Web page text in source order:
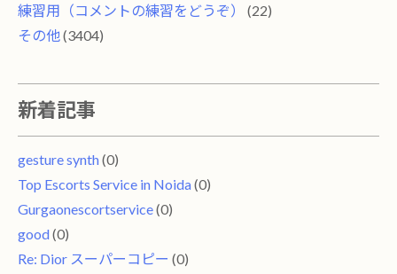
練習用（コメントの練習をどうぞ）
(22)
その他 (3404)
新着記事
gesture synth(0)
Top Escorts Service in Noida(0)
Gurgaonescortservice(0)
good(0)
Re: Dior スーパーコピー (0)